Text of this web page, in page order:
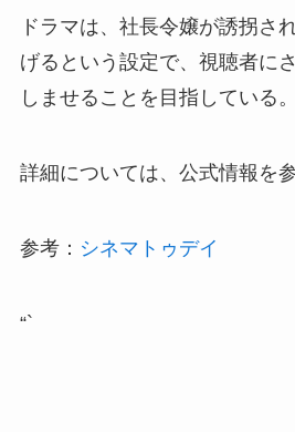
ドラマは、社長令嬢が誘拐さ
げるという設定で、視聴者に
しませることを目指している。
詳細については、公式情報を
参考： シネマトゥデイ
“`